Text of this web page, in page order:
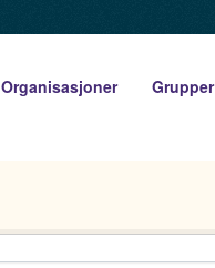
Organisasjoner Grupper